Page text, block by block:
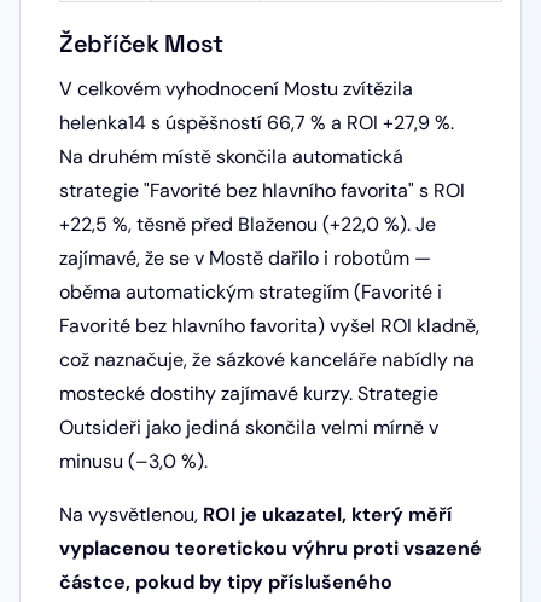
Žebříček Most
V celkovém vyhodnocení Mostu zvítězila
helenka14 s úspěšností 66,7 % a ROI +27,9 %.
Na druhém místě skončila automatická
strategie "Favorité bez hlavního favorita" s ROI
+22,5 %, těsně před Blaženou (+22,0 %). Je
zajímavé, že se v Mostě dařilo i robotům —
oběma automatickým strategiím (Favorité i
Favorité bez hlavního favorita) vyšel ROI kladně,
což naznačuje, že sázkové kanceláře nabídly na
mostecké dostihy zajímavé kurzy. Strategie
Outsideři jako jediná skončila velmi mírně v
minusu (–3,0 %).
Na vysvětlenou, ROI je ukazatel, který měří
vyplacenou teoretickou výhru proti vsazené
částce, pokud by tipy příslušeného